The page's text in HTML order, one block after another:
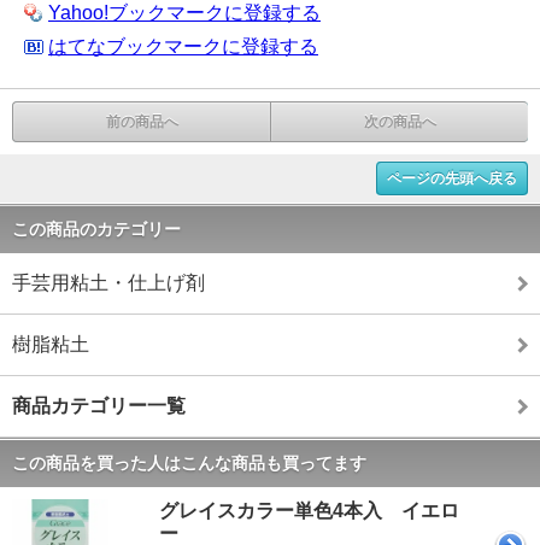
Yahoo!ブックマークに登録する
はてなブックマークに登録する
前の商品へ 次の商品へ
ページの先頭へ戻る
この商品のカテゴリー
手芸用粘土・仕上げ剤
樹脂粘土
商品カテゴリー一覧
この商品を買った人はこんな商品も買ってます
グレイスカラー単色4本入 イエロ
ー